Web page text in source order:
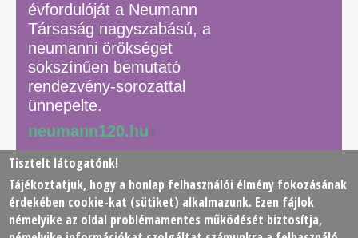
évfordulóját a Neumann
Társaság nagyszabású, a
neumanni örökséget
sokszínűen bemutató
rendezvény-sorozattal
ünnepelte.
neumann120.hu
© 2026 Neumann János Számítógéptudományi Társaság
(NJSZT)
Tisztelt látogatónk!
Tájékoztatjuk, hogy a honlap felhasználói élmény fokozásának
érdekében cookie-kat (sütiket) alkalmazunk. Ezen fájlok
némelyike az oldal problémamentes működését biztosítja,